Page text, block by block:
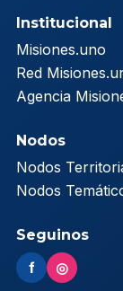
Institucional
Misiones.uno
Red
Agencia
Nodos
Nodos
Nodos
Seguinos
f ◎